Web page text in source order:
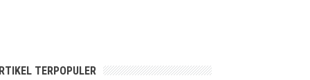
TERPOPULER